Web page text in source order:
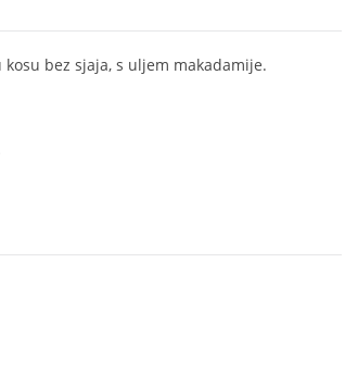
bez sjaja, s uljem makadamije.